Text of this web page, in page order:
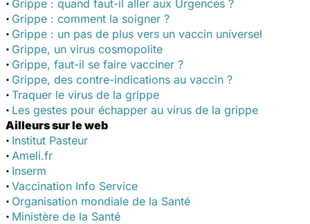
· Grippe : quand faut-il aller aux Urgences ?
· Grippe : comment la soigner ?
· Grippe : un pas de plus vers un vaccin universel
· Grippe, un virus cosmopolite
· Grippe, faut-il se faire vacciner ?
· Grippe, des contre-indications au vaccin ?
· Traquer le virus de la grippe
· Les gestes pour échapper au virus de la grippe
Ailleurs sur le web
· Institut Pasteur
· Ameli.fr
· Inserm
· Vaccination Info Service
· Organisation mondiale de la Santé
· Ministère de la Santé